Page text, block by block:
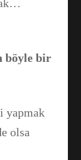
böyle bir
yapmak
olsa